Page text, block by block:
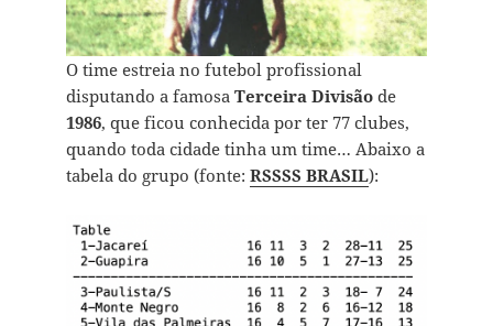
O time estreia no futebol profissional
disputando a famosa Terceira Divisãode
1986, que ficou conhecida por ter 77 clubes,
quando toda cidade tinha um time… Abaixo a
tabela do grupo (fonte: RSSSS BRASIL):